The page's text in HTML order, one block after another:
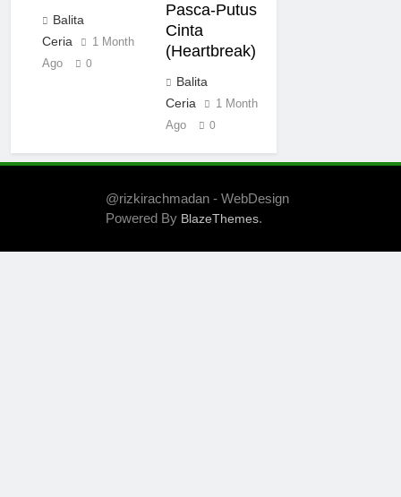
Balita
Ceria
1 Month
Ago
0
Pasca-Putus
Cinta
(Heartbreak)
Balita
Ceria
1 Month
Ago
0
@rizkirachmadan - WebDesign
Powered By BlazeThemes.